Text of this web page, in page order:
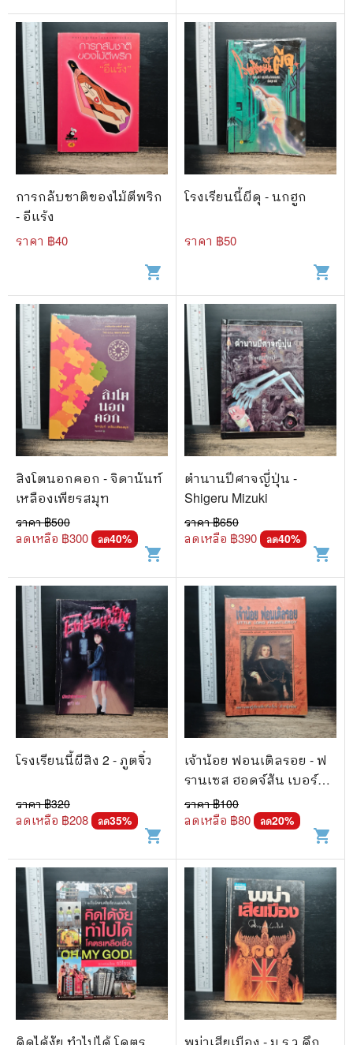
การกลับชาติของไม้ตีพริก
- อีแร้ง
ราคา ฿40
shopping_cart
โรงเรียนนี้ผีดุ - นกฮูก
ราคา ฿50
shopping_cart
สิงโตนอกคอก - จิดานันท์
เหลืองเพียรสมุท
ราคา ฿500
ลดเหลือ ฿300 ลด40%
shopping_cart
ตำนานปีศาจญี่ปุ่น -
Shigeru Mizuki
ราคา ฿650
ลดเหลือ ฿390 ลด40%
shopping_cart
โรงเรียนนี้ผีสิง 2 - ภูตจิ๋ว
ราคา ฿320
ลดเหลือ ฿208 ลด35%
shopping_cart
เจ้าน้อย ฟอนเติลรอย - ฟ
รานเซส ฮอดจ์สัน เบอร์
เนตต์
ราคา ฿100
ลดเหลือ ฿80 ลด20%
shopping_cart
คิดได้งัย ทำไปได้ โคตร พม่าเสียเมือง - ม.ร.ว.คึก